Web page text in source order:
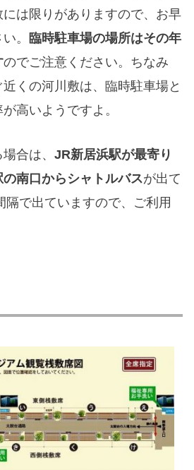
は限りがありますので、お早
。 臨時駐車場の場所はその年
のでご注意ください。ちなみ
くの河川敷は、臨時駐車場と
高いようですよ。
場合は、JR新居浜駅が最寄り
南口からシャトルバスが出て
隔で出ていますので、ご利用